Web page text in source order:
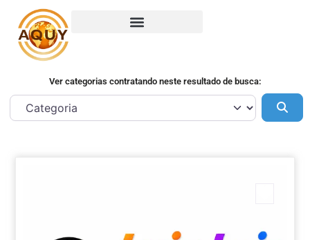
Ver categorias contratando neste resultado de busca: